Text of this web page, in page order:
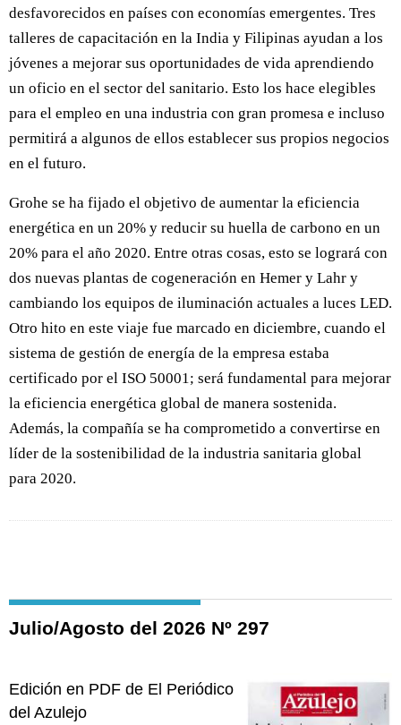
desfavorecidos en países con economías emergentes. Tres
talleres de capacitación en la India y Filipinas ayudan a los
jóvenes a mejorar sus oportunidades de vida aprendiendo
un oficio en el sector del sanitario. Esto los hace elegibles
para el empleo en una industria con gran promesa e incluso
permitirá a algunos de ellos establecer sus propios negocios
en el futuro.
Grohe se ha fijado el objetivo de aumentar la eficiencia
energética en un 20% y reducir su huella de carbono en un
20% para el año 2020. Entre otras cosas, esto se logrará con
dos nuevas plantas de cogeneración en Hemer y Lahr y
cambiando los equipos de iluminación actuales a luces LED.
Otro hito en este viaje fue marcado en diciembre, cuando el
sistema de gestión de energía de la empresa estaba
certificado por el ISO 50001; será fundamental para mejorar
la eficiencia energética global de manera sostenida.
Además, la compañía se ha comprometido a convertirse en
líder de la sostenibilidad de la industria sanitaria global
para 2020.
Julio/Agosto del 2026 Nº 297
Edición en PDF de El Periódico
del Azulejo